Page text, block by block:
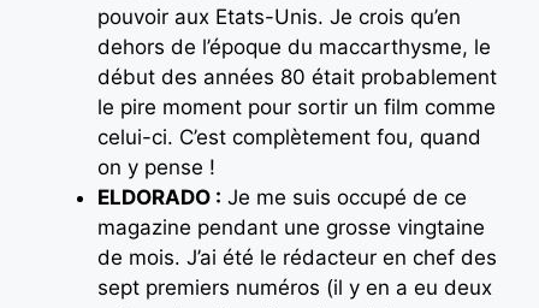
pouvoir aux Etats-Unis. Je crois qu’en
dehors de l’époque du maccarthysme, le
début des années 80 était probablement
le pire moment pour sortir un film comme
celui-ci. C’est complètement fou, quand
on y pense !
ELDORADO : Je me suis occupé de ce
magazine pendant une grosse vingtaine
de mois. J’ai été le rédacteur en chef des
sept premiers numéros (il y en a eu deux